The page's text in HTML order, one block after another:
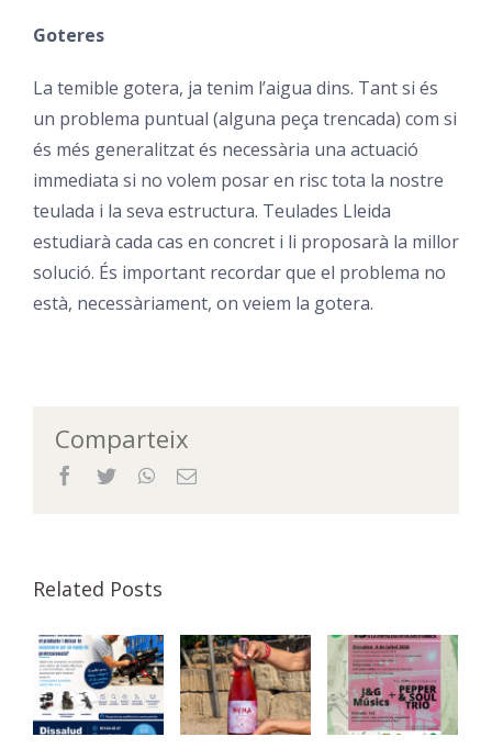
Goteres
La temible gotera, ja tenim l’aigua dins. Tant si és
un problema puntual (alguna peça trencada) com si
és més generalitzat és necessària una actuació
immediata si no volem posar en risc tota la nostre
teulada i la seva estructura. Teulades Lleida
estudiarà cada cas en concret i li proposarà la millor
solució. És important recordar que el problema no
està, necessàriament, on veiem la gotera.
Comparteix
Facebook
TwitterWhatsApp
Email
Related Posts